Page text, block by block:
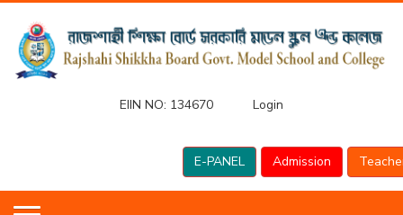
EIIN NO: 134670 Login
E-PANEL Admission